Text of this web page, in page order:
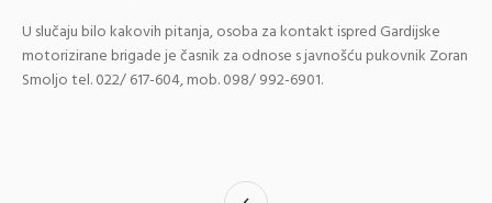
U slučaju bilo kakovih pitanja, osoba za kontakt ispred Gardijske
motorizirane brigade je časnik za odnose s javnošću pukovnik Zoran
Smoljo tel. 022/ 617-604, mob. 098/ 992-6901.